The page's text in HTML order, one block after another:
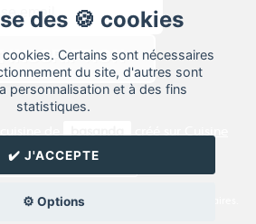
des 🍪 cookies
Certains sont nécessaires
du site, d'autres sont
personnalisation et à des fins
statistiques.
✔️ J'ACCEPTE
⚙️ Options
RSS ⁄Réglage des cookies
Contacter basanda
de blog spécialisée dans les blogs culinaires.
Créer un blog de cuisine